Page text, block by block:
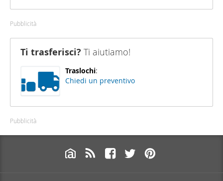
Pubblicità
Ti trasferisci? Ti aiutiamo!
Traslochi:
Chiedi un preventivo
Pubblicità